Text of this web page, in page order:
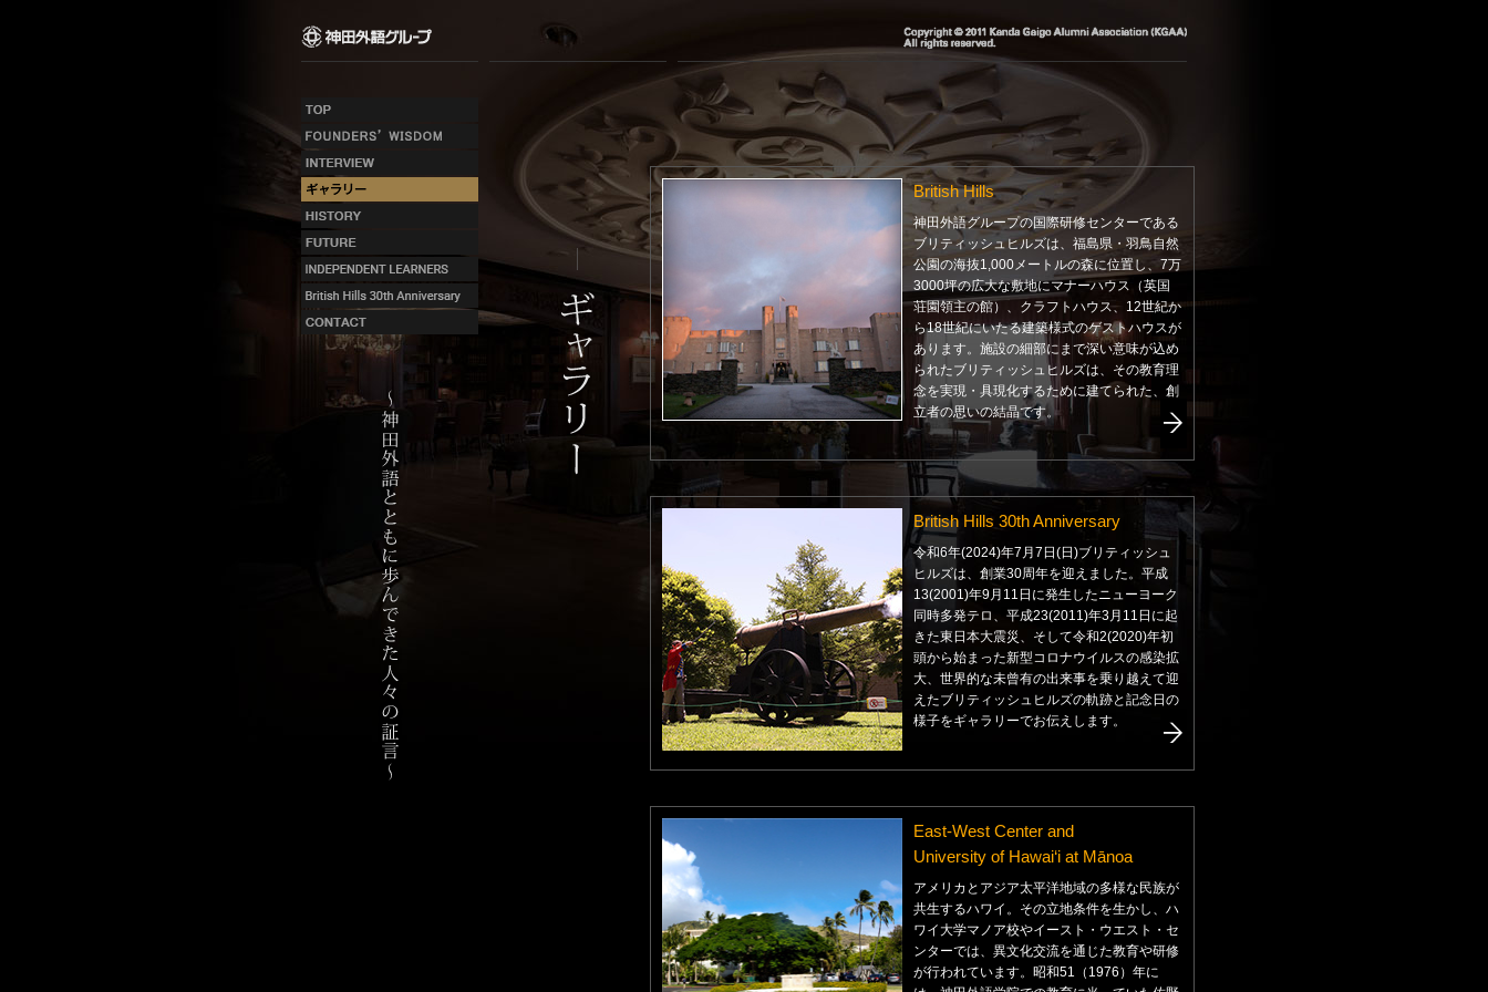
British Hills
神田外語グループの国際研修センターである
ブリティッシュヒルズは、福島県・羽鳥自然
公園の海抜1,000メートルの森に位置し、7万
3000坪の広大な敷地にマナーハウス（英国
荘園領主の館）、クラフトハウス、12世紀か
ら18世紀にいたる建築様式のゲストハウスが
あります。施設の細部にまで深い意味が込め
られたブリティッシュヒルズは、その教育理
念を実現・具現化するために建てられた、創
立者の思いの結晶です。
British Hills 30th Anniversary
令和6年(2024)年7月7日(日)ブリティッシュ
ヒルズは、創業30周年を迎えました。平成
13(2001)年9月11日に発生したニューヨーク
同時多発テロ、平成23(2011)年3月11日に起
きた東日本大震災、そして令和2(2020)年初
頭から始まった新型コロナウイルスの感染拡
大、世界的な未曾有の出来事を乗り越えて迎
えたブリティッシュヒルズの軌跡と記念日の
様子をギャラリーでお伝えします。
East-West Center and
University of Hawai‘i at Mānoa
アメリカとアジア太平洋地域の多様な民族が
共生するハワイ。その立地条件を生かし、ハ
ワイ大学マノア校やイースト・ウエスト・セ
ンターでは、異文化交流を通じた教育や研修
が行われています。昭和51（1976）年に